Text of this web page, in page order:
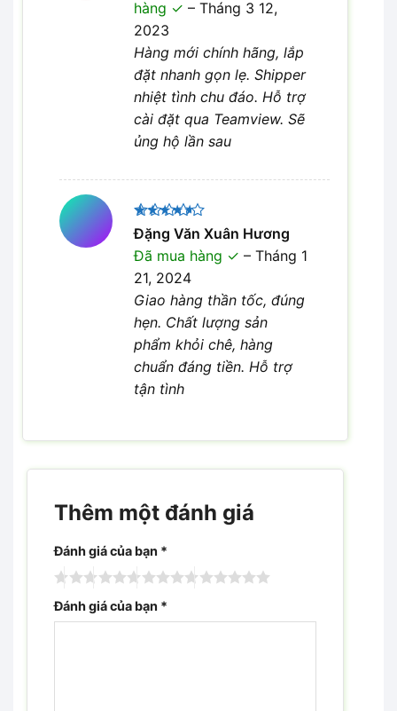
sao
hàng
– Tháng 3 12,
2023
Hàng mới chính hãng, lắp
đặt nhanh gọn lẹ. Shipper
nhiệt tình chu đáo. Hỗ trợ
cài đặt qua Teamview. Sẽ
ủng hộ lần sau
Được
xếp hạng
45 sao
Đặng Văn Xuân Hương
Đã mua hàng
– Tháng 1
21, 2024
Giao hàng thần tốc, đúng
hẹn. Chất lượng sản
phẩm khỏi chê, hàng
chuẩn đáng tiền. Hỗ trợ
tận tình
Thêm một đánh giá
Đánh giá của bạn *
Đánh giá của bạn *